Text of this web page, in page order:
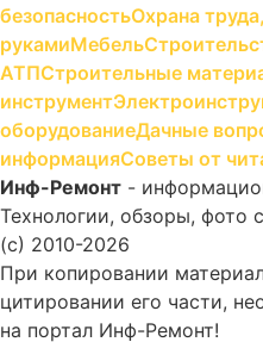
безопасностьОхрана
рукамиМебель
АТПСтроительные
инструмент
оборудованиеДачные
информацияСоветы от
Инф-Ремонт -
Технологии, обзоры, фото
(c) 2010-2026
При копировании
цитировании его части,
на портал Инф-Ремонт!